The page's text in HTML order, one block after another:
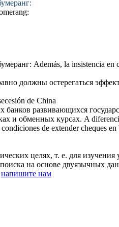
:
:
: Además, la insistencia
должны остерегаться
de China
развивающихся
и обменных курсах. A
de extender cheques
целях, т. е. для
на основе двуязычных
напишите нам